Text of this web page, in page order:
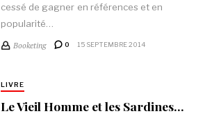
cessé de gagner en références et en
popularité…
Booketing 0 15 SEPTEMBRE 2014
LIVRE
Le Vieil Homme et les Sardines…